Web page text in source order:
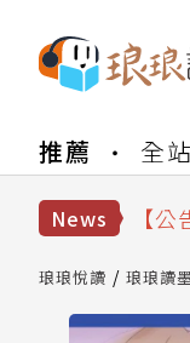
推薦 全
News
【
【公
【
【公
【公
琅琅悅讀 琅琅讀